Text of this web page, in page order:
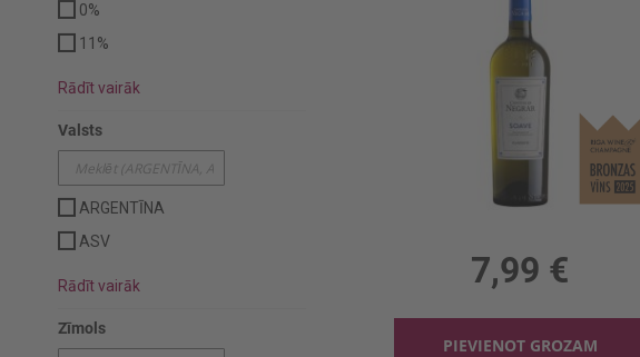
Baltv. Negrar Soave Classico 12%
7,99 €
PIEVIENOT GROZAM
0%
11%
Rādīt vairāk
Valsts
ARGENTĪNA
ASV
Rādīt vairāk
Zīmols